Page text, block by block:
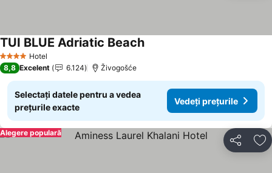
4 Stele Hotel
TUI BLUE Adriatic Beach
8,8 Excelent 6.124 Živogošće
Selectați datele pentru a vedea
prețurile exacte
Vedeți prețurile
Distribuiți
Alegere populară